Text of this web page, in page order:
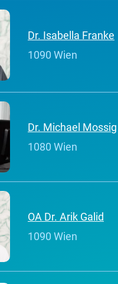
Dr. Isabella Franke
1090 Wien
Dr. Michael Mossig
1080 Wien
OA Dr. Arik Galid
1090 Wien